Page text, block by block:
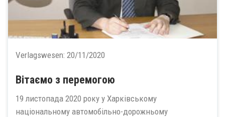
Verlagswesen: 20/11/2020
Вітаємо з перемогою
19 листопада 2020 року у Харківському
національному автомобільно-дорожньому